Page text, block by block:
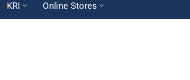
KRI Online Stores